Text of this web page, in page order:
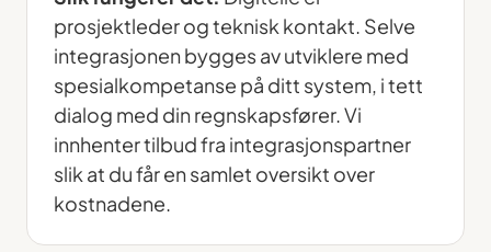
prosjektleder og teknisk kontakt. Selve
integrasjonen bygges av utviklere med
spesialkompetanse på ditt system, i tett
dialog med din regnskapsfører. Vi
innhenter tilbud fra integrasjonspartner
slik at du får en samlet oversikt over
kostnadene.